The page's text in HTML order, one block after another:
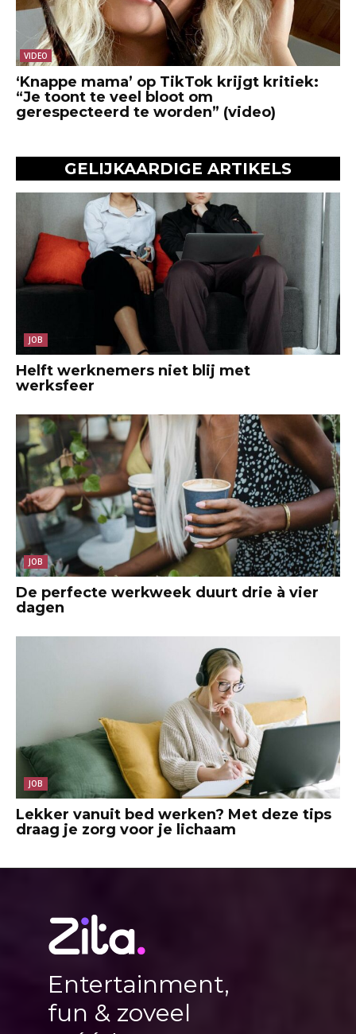
VIDEO
‘Knappe mama’ op TikTok krijgt kritiek:
“Je toont te veel bloot om
gerespecteerd te worden” (video)
GELIJKAARDIGE ARTIKELS
JOB
Helft werknemers niet blij met
werksfeer
JOB
De perfecte werkweek duurt drie à vier
dagen
JOB
Lekker vanuit bed werken? Met deze tips
draag je zorg voor je lichaam
Entertainment,
fun & zoveel